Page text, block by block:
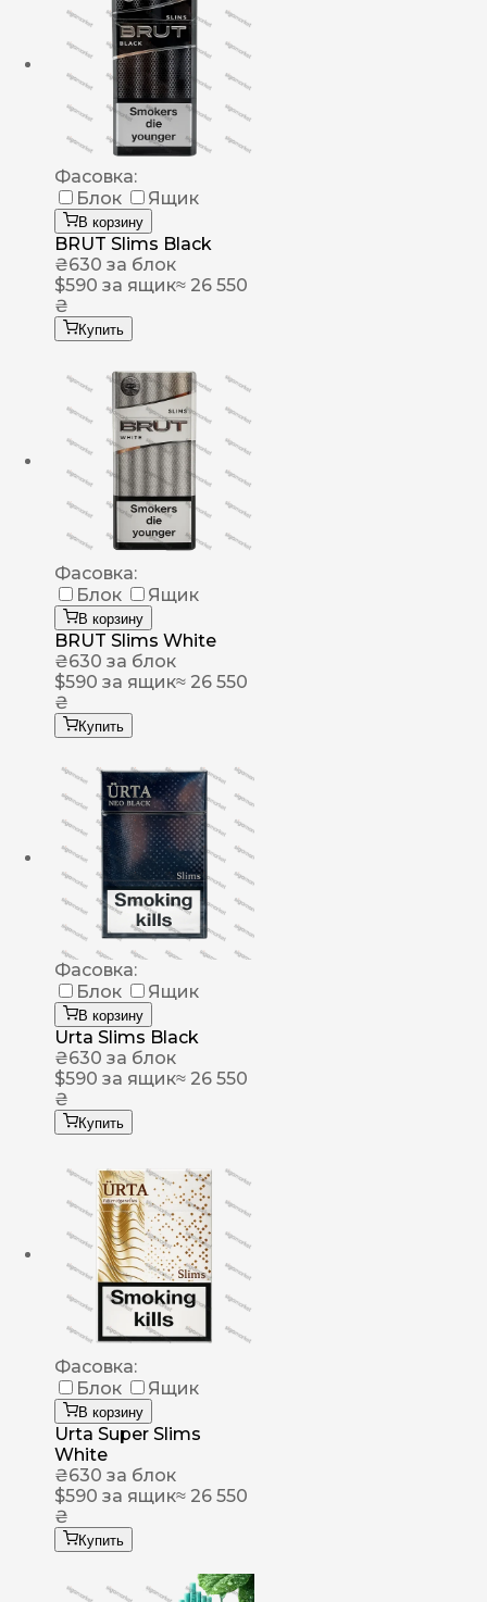
Фасовка:
Блок
Ящик
В корзину
BRUT Slims Black
₴630 за блок
$590 за ящик≈ 26 550
₴
Купить
Фасовка:
Блок
Ящик
В корзину
BRUT Slims White
₴630 за блок
$590 за ящик≈ 26 550
₴
Купить
Фасовка:
Блок
Ящик
В корзину
Urta Slims Black
₴630 за блок
$590 за ящик≈ 26 550
₴
Купить
Фасовка:
Блок
Ящик
В корзину
Urta Super Slims
White
₴630 за блок
$590 за ящик≈ 26 550
₴
Купить